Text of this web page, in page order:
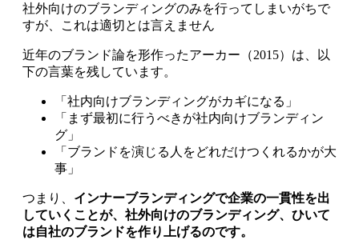
社外向けのブランディングのみを行ってしまいがちで
すが、これは適切とは言えません
近年のブランド論を形作ったアーカー（2015）は、以
下の言葉を残しています。
「社内向けブランディングがカギになる」
「まず最初に行うべきが社内向けブランディン
グ」
「ブランドを演じる人をどれだけつくれるかが大
事」
つまり、 インナーブランディングで企業の一貫性を出
していくことが、社外向けのブランディング、ひいて
は自社のブランドを作り上げるのです。